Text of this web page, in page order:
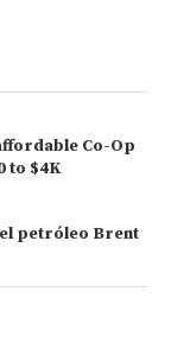
Co-Op
to $4K
petróleo Brent